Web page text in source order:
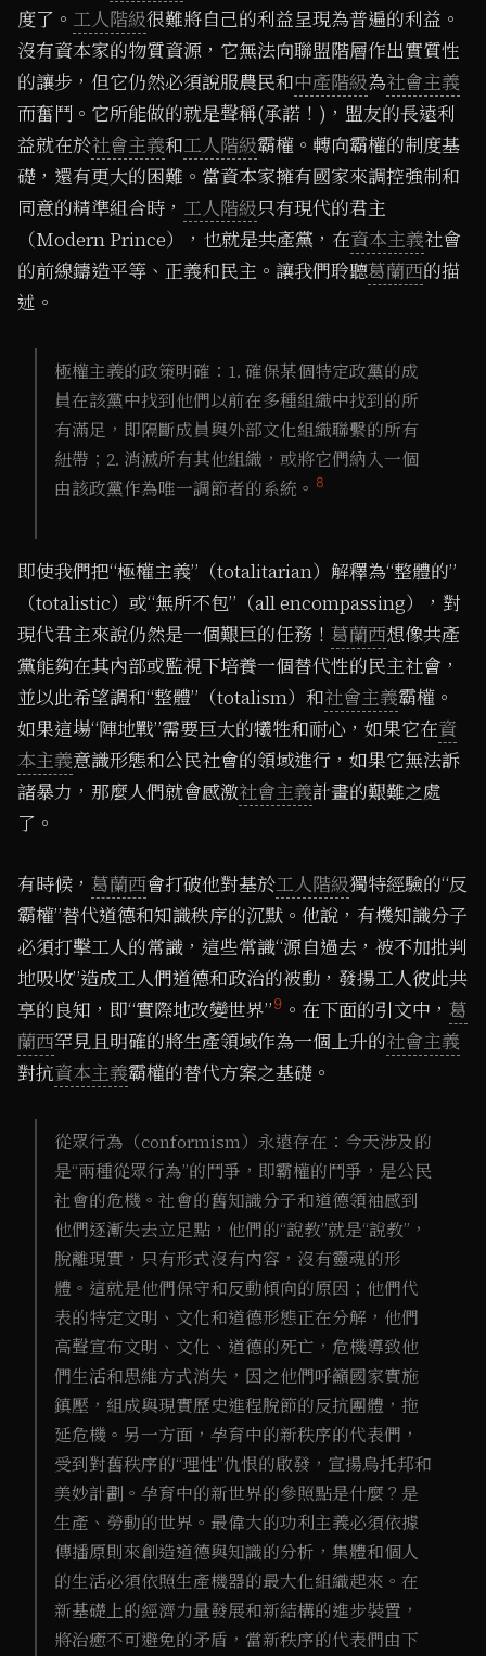
度了。 工人階級很難將自己的利益呈現為普遍的利益。
沒有資本家的物質資源，它無法向聯盟階層作出實質性
的讓步，但它仍然必須說服農民和中產階級為社會主義
而奮鬥。它所能做的就是聲稱(承諾！)，盟友的長遠利
益就在於社會主義和工人階級霸權。轉向霸權的制度基
礎，還有更大的困難。當資本家擁有國家來調控強制和
同意的精準組合時， 工人階級只有現代的君主
（Modern Prince），也就是共產黨，在資本主義社會
的前線鑄造平等、正義和民主。讓我們聆聽葛蘭西的描
述。
極權主義的政策明確：1. 確保某個特定政黨的成
員在該黨中找到他們以前在多種組織中找到的所
有滿足，即隔斷成員與外部文化組織聯繫的所有
紐帶；2. 消滅所有其他組織，或將它們納入一個
由該政黨作為唯一調節者的系統。 8
即使我們把“極權主義”（totalitarian）解釋為“整體的”
（totalistic）或“無所不包”（all encompassing），對
現代君主來說仍然是一個艱巨的任務！ 葛蘭西想像共產
黨能夠在其內部或監視下培養一個替代性的民主社會，
並以此希望調和“整體”（totalism）和社會主義霸權。
如果這場“陣地戰”需要巨大的犧牲和耐心，如果它在資
本主義意識形態和公民社會的領域進行，如果它無法訴
諸暴力，那麼人們就會感激社會主義計畫的艱難之處
了。
有時候， 葛蘭西會打破他對基於工人階級獨特經驗的“反
霸權”替代道德和知識秩序的沉默。他說，有機知識分子
必須打擊工人的常識，這些常識“源自過去，被不加批判
地吸收”造成工人們道德和政治的被動，發揚工人彼此共
享的良知，即“實際地改變世界”9 。在下面的引文中， 葛
蘭西罕見且明確的將生產領域作為一個上升的社會主義
對抗資本主義霸權的替代方案之基礎。
從眾行為（conformism）永遠存在：今天涉及的
是“兩種從眾行為”的鬥爭，即霸權的鬥爭，是公民
社會的危機。社會的舊知識分子和道德領袖感到
他們逐漸失去立足點，他們的“說教”就是“說教”，
脫離現實，只有形式沒有內容，沒有靈魂的形
體。這就是他們保守和反動傾向的原因；他們代
表的特定文明、文化和道德形態正在分解，他們
高聲宣布文明、文化、道德的死亡，危機導致他
們生活和思維方式消失，因之他們呼籲國家實施
鎮壓，組成與現實歷史進程脫節的反抗團體，拖
延危機。另一方面，孕育中的新秩序的代表們，
受到對舊秩序的“理性”仇恨的啟發，宣揚烏托邦和
美妙計劃。孕育中的新世界的參照點是什麼？是
生產、勞動的世界。最偉大的功利主義必須依據
傳播原則來創造道德與知識的分析，集體和個人
的生活必須依照生產機器的最大化組織起來。在
新基礎上的經濟力量發展和新結構的進步裝置，
將治癒不可避免的矛盾，當新秩序的代表們由下